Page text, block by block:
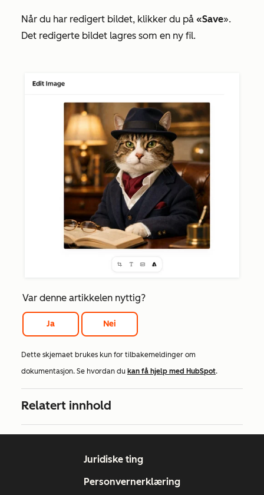
Når du har redigert bildet, klikker du på «Save».
Det redigerte bildet lagres som en ny fil.
Var denne artikkelen nyttig?
Ja Nei
Dette skjemaet brukes kun for tilbakemeldinger om
dokumentasjon. Se hvordan du kan få hjelp med HubSpot.
Relatert innhold
Juridiske ting
Personvernerklæring